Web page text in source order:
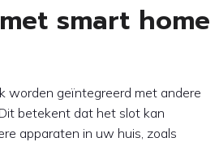
smart home
worden geïntegreerd met andere
betekent dat het slot kan
apparaten in uw huis, zoals